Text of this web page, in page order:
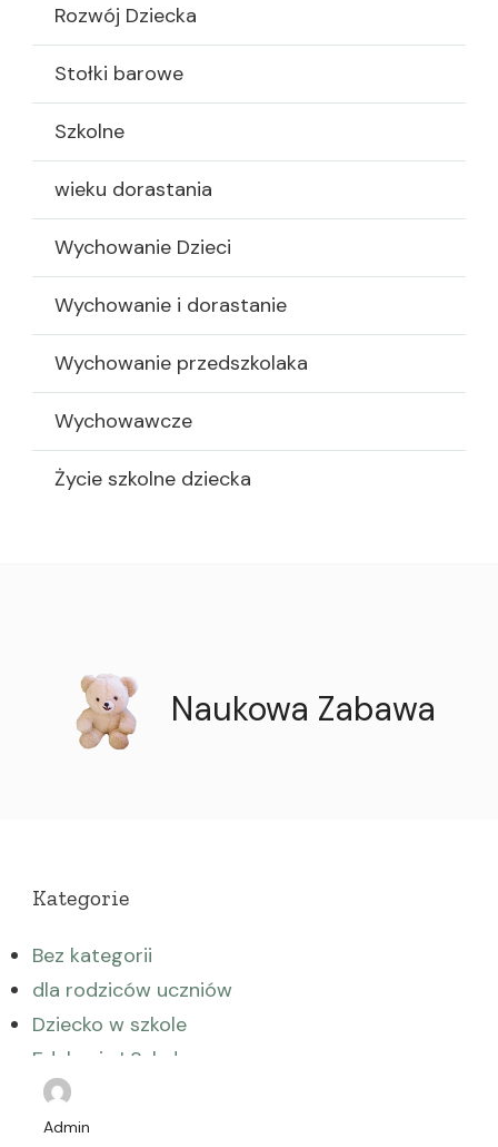
Admin
Rozwój Dziecka
Stołki barowe
Szkolne
wieku dorastania
Wychowanie Dzieci
Wychowanie i dorastanie
Wychowanie przedszkolaka
Wychowawcze
Życie szkolne dziecka
Naukowa Zabawa
Kategorie
Bez kategorii
dla rodziców uczniów
Dziecko w szkole
Edukacja I Szkoła
Edukacja wczesnoszkolna
Fotele